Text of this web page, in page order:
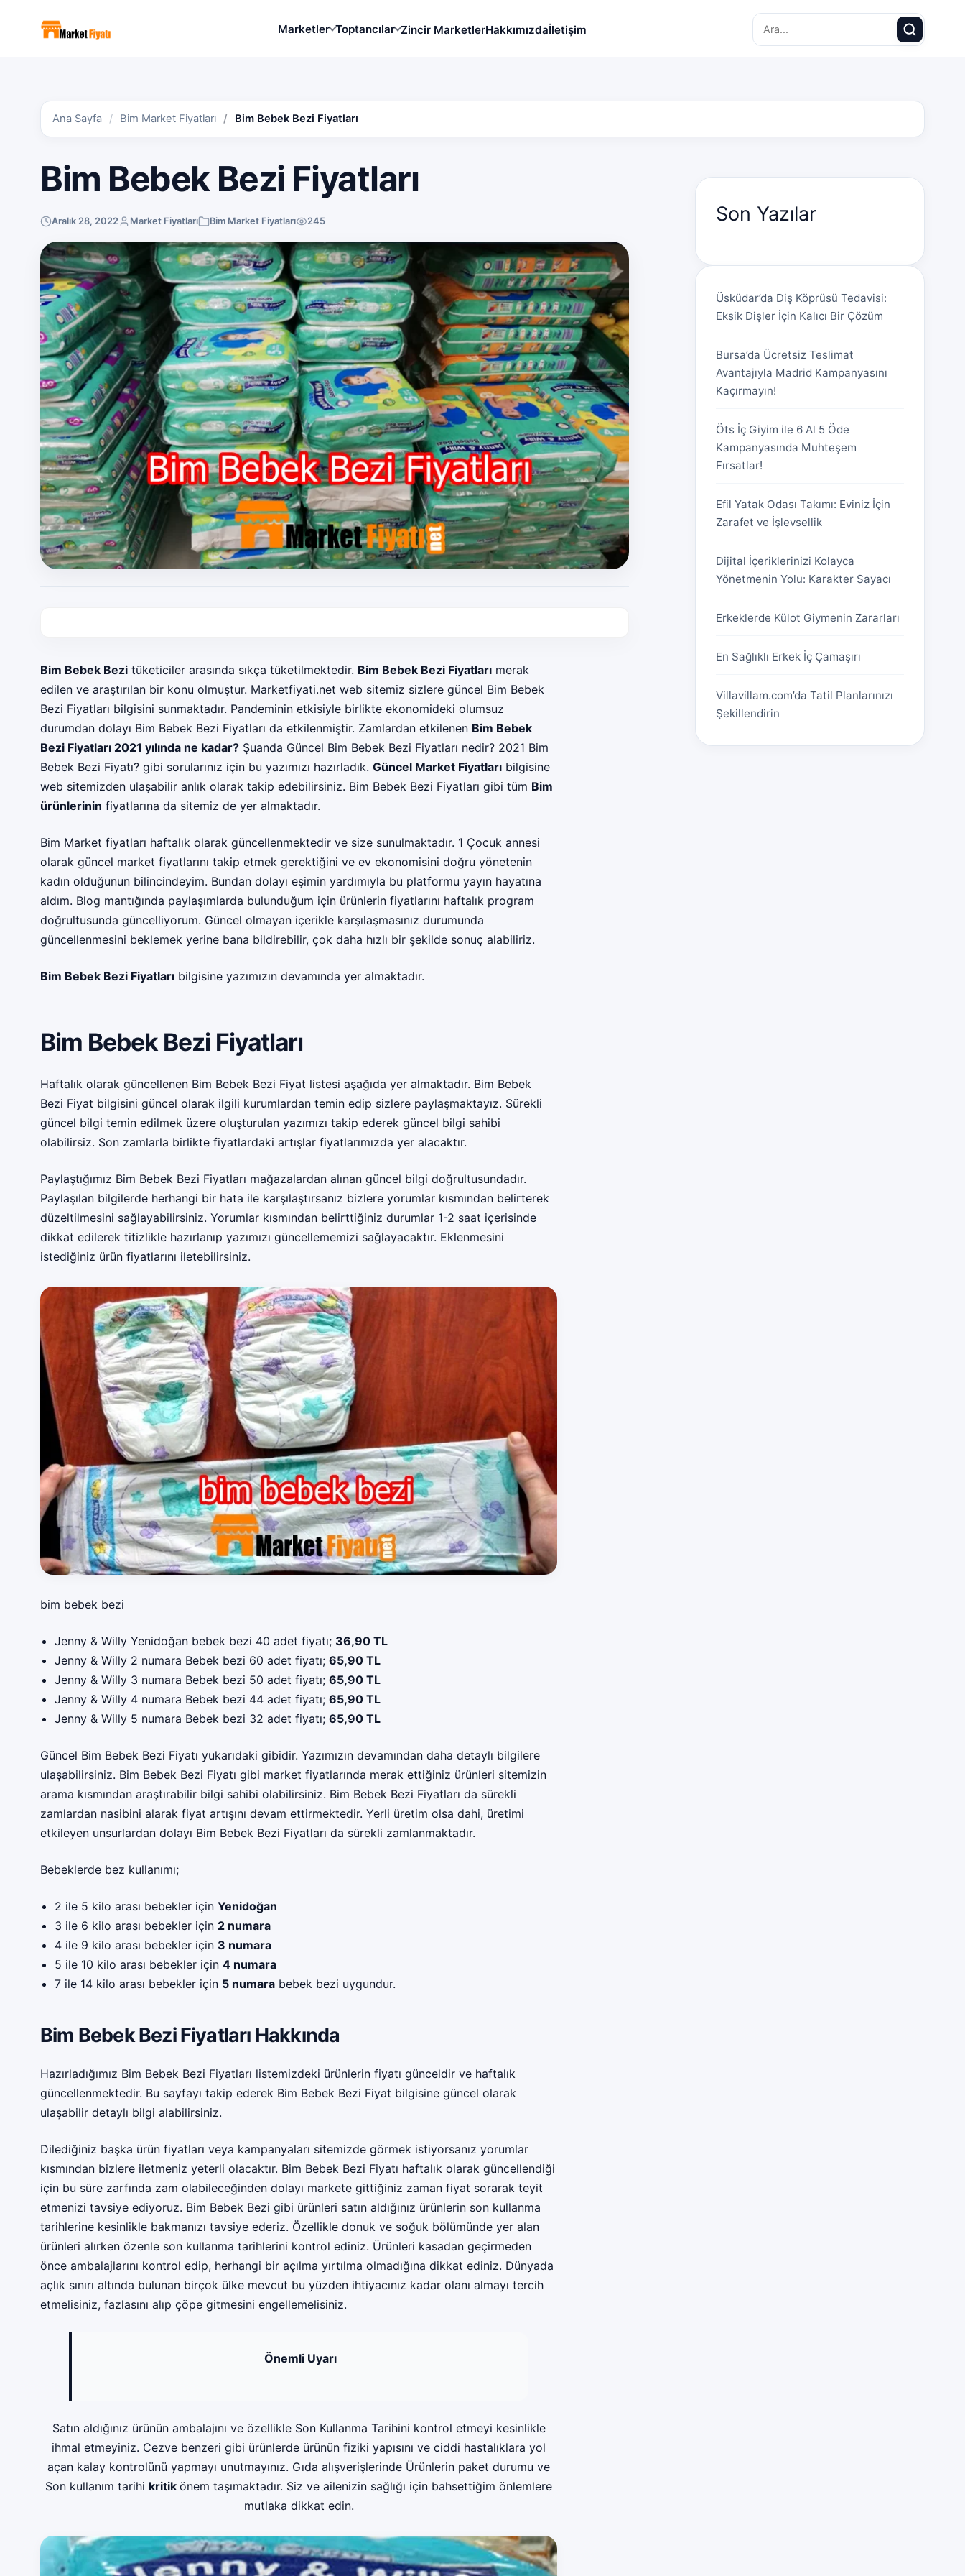
Marketler Toptancılar Zincir MarketlerHakkımızdaİletişim Search for:
Ana Sayfa Bim Market Fiyatları Bim Bebek Bezi Fiyatları
Bim Bebek Bezi Fiyatları
Aralık 28, 2022 Market Fiyatları Bim Market Fiyatları 245
Bim Bebek Bezi tüketiciler arasında sıkça tüketilmektedir. Bim Bebek Bezi Fiyatları merak
edilen ve araştırılan bir konu olmuştur. Marketfiyati.net web sitemiz sizlere güncel Bim Bebek
Bezi Fiyatları bilgisini sunmaktadır. Pandeminin etkisiyle birlikte ekonomideki olumsuz
durumdan dolayı Bim Bebek Bezi Fiyatları da etkilenmiştir. Zamlardan etkilenen Bim Bebek
Bezi Fiyatları 2021 yılında ne kadar? Şuanda Güncel Bim Bebek Bezi Fiyatları nedir? 2021 Bim
Bebek Bezi Fiyatı? gibi sorularınız için bu yazımızı hazırladık. Güncel Market Fiyatları bilgisine
web sitemizden ulaşabilir anlık olarak takip edebilirsiniz. Bim Bebek Bezi Fiyatları gibi tüm Bim
ürünlerinin fiyatlarına da sitemiz de yer almaktadır.
Bim Market fiyatları haftalık olarak güncellenmektedir ve size sunulmaktadır. 1 Çocuk annesi
olarak güncel market fiyatlarını takip etmek gerektiğini ve ev ekonomisini doğru yönetenin
kadın olduğunun bilincindeyim. Bundan dolayı eşimin yardımıyla bu platformu yayın hayatına
aldım. Blog mantığında paylaşımlarda bulunduğum için ürünlerin fiyatlarını haftalık program
doğrultusunda güncelliyorum. Güncel olmayan içerikle karşılaşmasınız durumunda
güncellenmesini beklemek yerine bana bildirebilir, çok daha hızlı bir şekilde sonuç alabiliriz.
Bim Bebek Bezi Fiyatları bilgisine yazımızın devamında yer almaktadır.
Bim Bebek Bezi Fiyatları
Haftalık olarak güncellenen Bim Bebek Bezi Fiyat listesi aşağıda yer almaktadır. Bim Bebek
Bezi Fiyat bilgisini güncel olarak ilgili kurumlardan temin edip sizlere paylaşmaktayız. Sürekli
güncel bilgi temin edilmek üzere oluşturulan yazımızı takip ederek güncel bilgi sahibi
olabilirsiz. Son zamlarla birlikte fiyatlardaki artışlar fiyatlarımızda yer alacaktır.
Paylaştığımız Bim Bebek Bezi Fiyatları mağazalardan alınan güncel bilgi doğrultusundadır.
Paylaşılan bilgilerde herhangi bir hata ile karşılaştırsanız bizlere yorumlar kısmından belirterek
düzeltilmesini sağlayabilirsiniz. Yorumlar kısmından belirttiğiniz durumlar 1-2 saat içerisinde
dikkat edilerek titizlikle hazırlanıp yazımızı güncellememizi sağlayacaktır. Eklenmesini
istediğiniz ürün fiyatlarını iletebilirsiniz.
bim bebek bezi
Jenny & Willy Yenidoğan bebek bezi 40 adet fiyatı; 36,90 TL
Jenny & Willy 2 numara Bebek bezi 60 adet fiyatı; 65,90 TL
Jenny & Willy 3 numara Bebek bezi 50 adet fiyatı; 65,90 TL
Jenny & Willy 4 numara Bebek bezi 44 adet fiyatı; 65,90 TL
Jenny & Willy 5 numara Bebek bezi 32 adet fiyatı; 65,90 TL
Güncel Bim Bebek Bezi Fiyatı yukarıdaki gibidir. Yazımızın devamından daha detaylı bilgilere
ulaşabilirsiniz. Bim Bebek Bezi Fiyatı gibi market fiyatlarında merak ettiğiniz ürünleri sitemizin
arama kısmından araştırabilir bilgi sahibi olabilirsiniz. Bim Bebek Bezi Fiyatları da sürekli
zamlardan nasibini alarak fiyat artışını devam ettirmektedir. Yerli üretim olsa dahi, üretimi
etkileyen unsurlardan dolayı Bim Bebek Bezi Fiyatları da sürekli zamlanmaktadır.
Bebeklerde bez kullanımı;
2 ile 5 kilo arası bebekler için Yenidoğan
3 ile 6 kilo arası bebekler için 2 numara
4 ile 9 kilo arası bebekler için 3 numara
5 ile 10 kilo arası bebekler için 4 numara
7 ile 14 kilo arası bebekler için 5 numara bebek bezi uygundur.
Bim Bebek Bezi Fiyatları Hakkında
Hazırladığımız Bim Bebek Bezi Fiyatları listemizdeki ürünlerin fiyatı günceldir ve haftalık
güncellenmektedir. Bu sayfayı takip ederek Bim Bebek Bezi Fiyat bilgisine güncel olarak
ulaşabilir detaylı bilgi alabilirsiniz.
Dilediğiniz başka ürün fiyatları veya kampanyaları sitemizde görmek istiyorsanız yorumlar
kısmından bizlere iletmeniz yeterli olacaktır. Bim Bebek Bezi Fiyatı haftalık olarak güncellendiği
için bu süre zarfında zam olabileceğinden dolayı markete gittiğiniz zaman fiyat sorarak teyit
etmenizi tavsiye ediyoruz. Bim Bebek Bezi gibi ürünleri satın aldığınız ürünlerin son kullanma
tarihlerine kesinlikle bakmanızı tavsiye ederiz. Özellikle donuk ve soğuk bölümünde yer alan
ürünleri alırken özenle son kullanma tarihlerini kontrol ediniz. Ürünleri kasadan geçirmeden
önce ambalajlarını kontrol edip, herhangi bir açılma yırtılma olmadığına dikkat ediniz. Dünyada
açlık sınırı altında bulunan birçok ülke mevcut bu yüzden ihtiyacınız kadar olanı almayı tercih
etmelisiniz, fazlasını alıp çöpe gitmesini engellemelisiniz.
Önemli Uyarı
Satın aldığınız ürünün ambalajını ve özellikle Son Kullanma Tarihini kontrol etmeyi kesinlikle
ihmal etmeyiniz. Cezve benzeri gibi ürünlerde ürünün fiziki yapısını ve ciddi hastalıklara yol
açan kalay kontrolünü yapmayı unutmayınız. Gıda alışverişlerinde Ürünlerin paket durumu ve
Son kullanım tarihi kritik önem taşımaktadır. Siz ve ailenizin sağlığı için bahsettiğim önlemlere
mutlaka dikkat edin.
Son Yazılar
Üsküdar’da Diş Köprüsü Tedavisi:
Eksik Dişler İçin Kalıcı Bir Çözüm
Bursa’da Ücretsiz Teslimat
Avantajıyla Madrid Kampanyasını
Kaçırmayın!
Öts İç Giyim ile 6 Al 5 Öde
Kampanyasında Muhteşem
Fırsatlar!
Efil Yatak Odası Takımı: Eviniz İçin
Zarafet ve İşlevsellik
Dijital İçeriklerinizi Kolayca
Yönetmenin Yolu: Karakter Sayacı
Erkeklerde Külot Giymenin Zararları
En Sağlıklı Erkek İç Çamaşırı
Villavillam.com’da Tatil Planlarınızı
Şekillendirin